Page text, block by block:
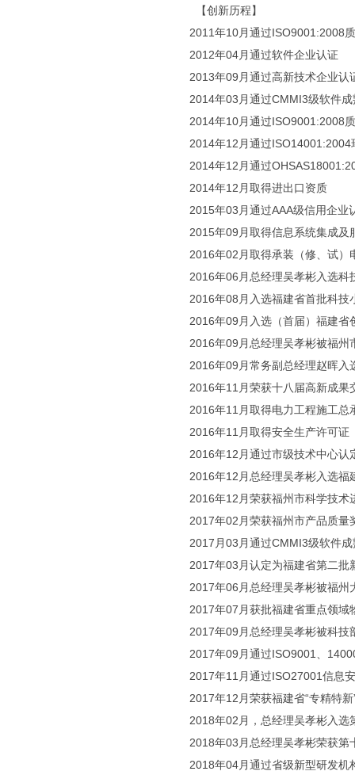
【创新历程】
2011年10月通过ISO9001:2008
2012年04月通过软件企业认证
2013年09月通过高新技术企业认
2014年03月通过CMMI3级软件
2014年10月通过ISO9001:2008
2014年12月通过ISO14001:2004
2014年12月通过
2014年12月取得进出口资质
2015年03月通过AAA级信用企业
2015年09月取得信息系统集成及
2016年02月取得承装（修、试）
2016年06月总经理吴孝彬入选
2016年08月入选福建省首批科技
2016年09月入选（首届）福建省
2016年09月总经理吴孝彬被福
2016年09月常务副总经理赵晖
2016年11月荣获十八届高新成果
2016年11月取得电力工程施工总
2016年11月取得安全生产许可证
2016年12月通过市级技术中心认
2016年12月总经理吴孝彬入选
2016年12月荣获福州市科学技术
2017年02月荣获福州市产品质量
2017月03月通过CMMI3级软件
2017年03月认定为福建省第二批
2017年06月总经理吴孝彬被福州
2017年07月获批福建省重点领域
2017年09月总经理吴孝彬被科
2017年09月通过ISO9001、
2017年11月通过ISO27001信息
2017年12月荣获福建省“专精特
2018年02月，总经理吴孝彬入选
2018年03月总经理吴孝彬荣获
2018年04月通过省级新型研发机